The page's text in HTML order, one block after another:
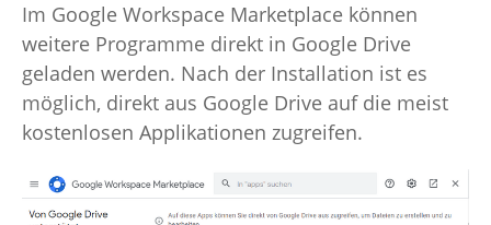
Im Google Workspace Marketplace können
weitere Programme direkt in Google Drive
geladen werden. Nach der Installation ist es
möglich, direkt aus Google Drive auf die meist
kostenlosen Applikationen zugreifen.